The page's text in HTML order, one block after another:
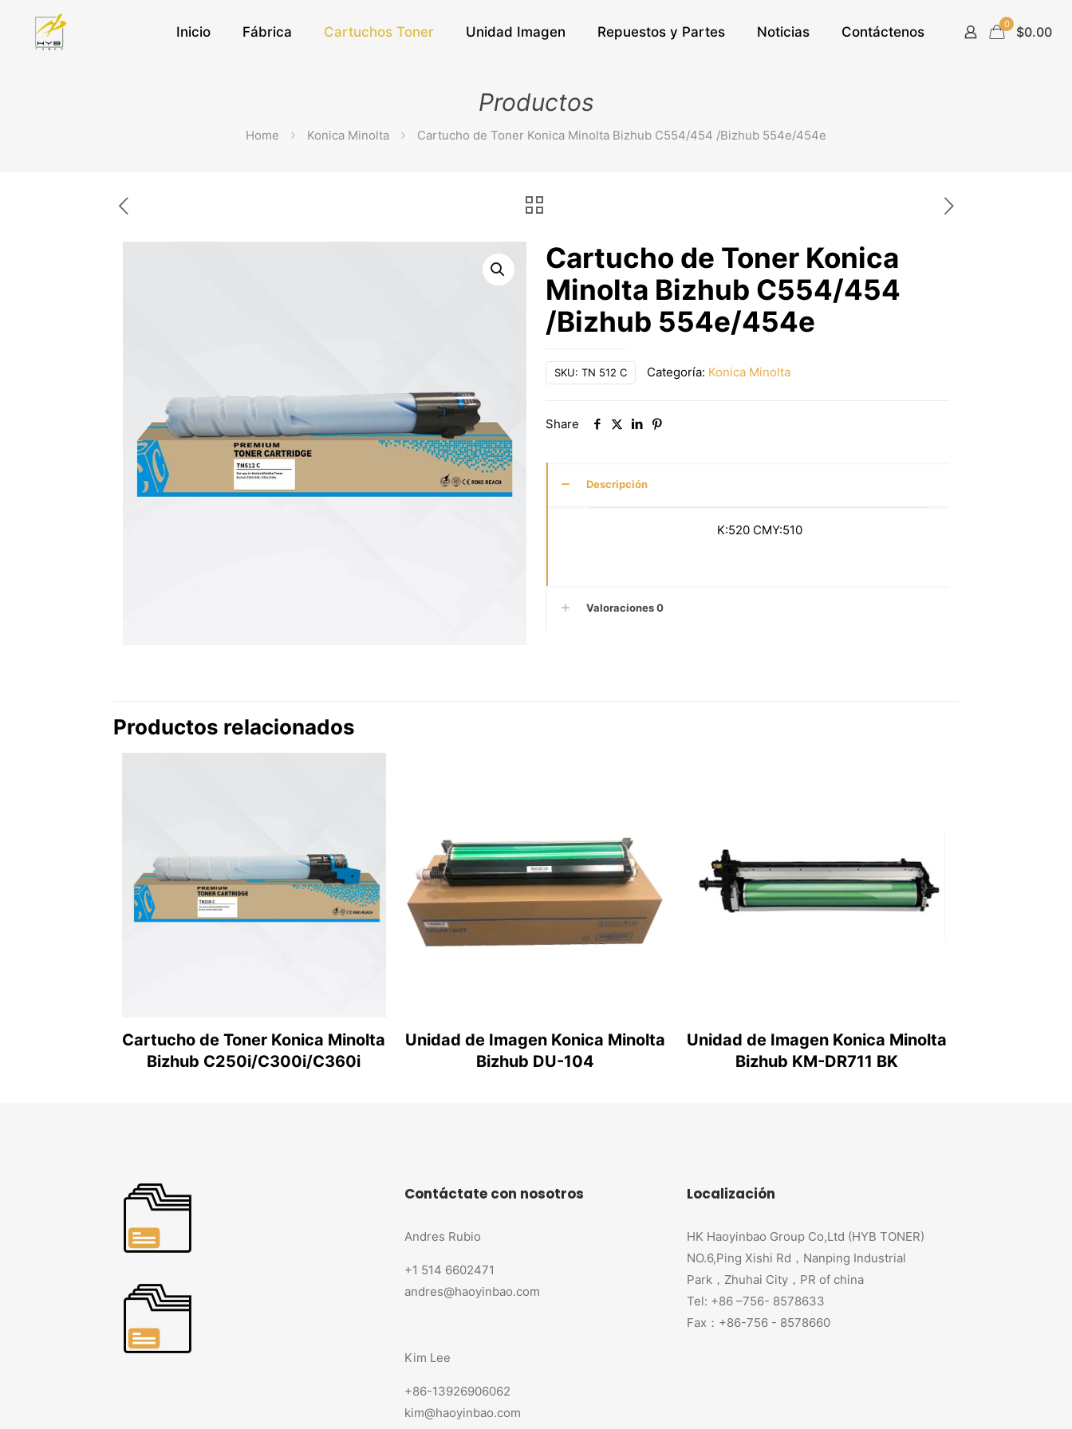
Inicio Fábrica Cartuchos Toner Unidad Imagen Repuestos y Partes Noticias Contáctenos 0 $0.00
Productos
Home Konica Minolta Cartucho de Toner Konica Minolta Bizhub C554/454 /Bizhub 554e/454e
Cartucho de Toner Konica
Minolta Bizhub C554/454
/Bizhub 554e/454e
SKU: TN 512 C Categoría: Konica Minolta
Share
Descripción
K:520 CMY:510
Valoraciones0
Productos relacionados
Cartucho de Toner Konica Minolta
Bizhub C250i/C300i/C360i
Unidad de Imagen Konica Minolta
Bizhub DU-104
Unidad de Imagen Konica Minolta
Bizhub KM-DR711 BK
Contáctate con nosotros
Andres Rubio
+1 514 6602471
andres@haoyinbao.com
Kim Lee
+86-13926906062
kim@haoyinbao.com
Localización
HK Haoyinbao Group Co,Ltd (HYB TONER)
NO.6,Ping Xishi Rd，Nanping Industrial
Park，Zhuhai City，PR of china
Tel: +86 –756- 8578633
Fax：+86-756 - 8578660